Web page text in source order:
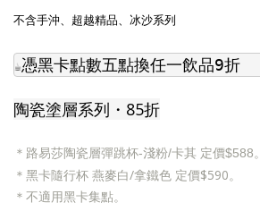
不含手沖、超越精品、冰沙系列
☕憑黑卡點數五點換任一飲品9折
陶瓷塗層系列 ・85折
＊ 路易莎陶瓷層彈跳杯-淺粉/卡其 定價$588。
＊ 黑卡隨行杯 燕麥白/拿鐵色 定價$590。
＊ 不適用黑卡集點。